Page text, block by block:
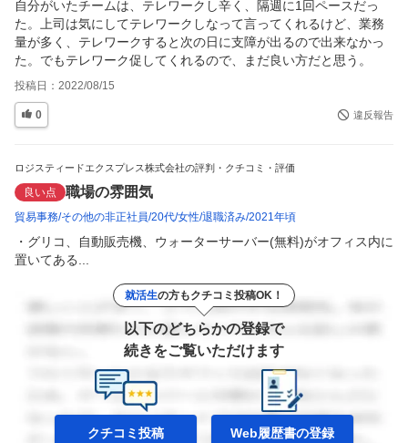
自分がいたチームは、テレワークし辛く、隔週に1回ペースだっ
た。上司は気にしてテレワークしなって言ってくれるけど、業務
量が多く、テレワークすると次の日に支障が出るので出来なかっ
た。でもテレワーク促してくれるので、まだ良い方だと思う。
投稿日： 2022/08/15
0 違反報告
ロジスティードエクスプレス株式会社の評判・クチコミ・評価
良い点 職場の雰囲気
貿易事務 その他の非正社員 20代 女性 退職済み 2021年頃
・グリコ、自動販売機、ウォーターサーバー(無料)がオフィス内に
置いてある...
就活生の方もクチコミ投稿OK！
以下のどちらかの登録で
続きをご覧いただけます
クチコミ投稿 Web履歴書の登録